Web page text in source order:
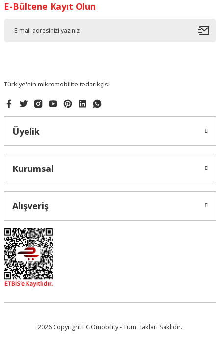
Ürün resmi kalitesiz, bozuk veya görüntülenemiyor.
E-Bültene Kayıt Olun
Türkiye'nin mikromobilite tedarikçisi
Üyelik
Kurumsal
Alışveriş
2026 Copyright EGOmobility - Tüm Hakları Saklıdır.